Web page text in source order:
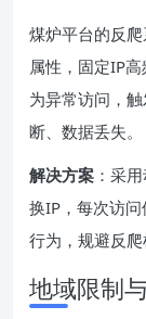
煤炉平台的反
属性，固定IP
为异常访问，
断、数据丢失。
解决方案 ：采
换IP，每次访
行为，规避反爬
地域限制